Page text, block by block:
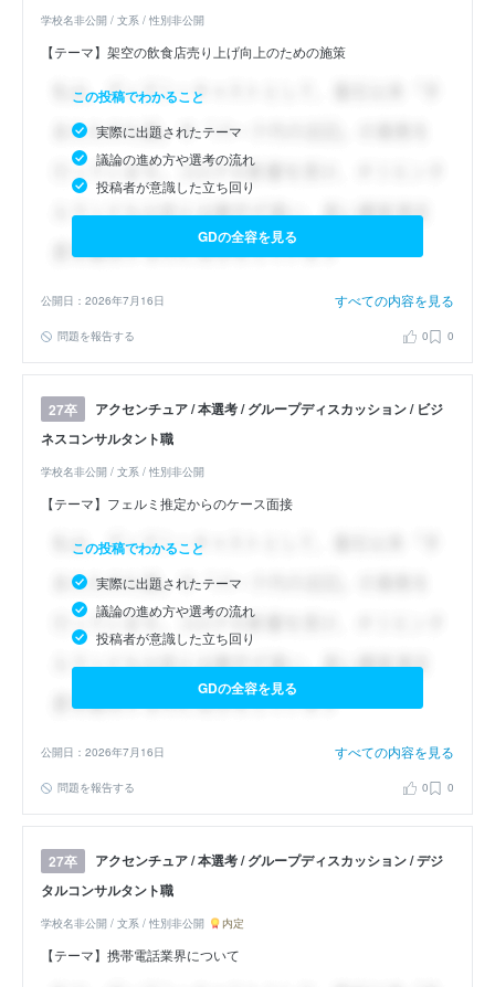
学校名非公開 / 文系 / 性別非公開
【テーマ】架空の飲食店売り上げ向上のための施策
この投稿でわかること
実際に出題されたテーマ
議論の進め方や選考の流れ
投稿者が意識した立ち回り
GDの全容を見る
公開日：2026年7月16日 すべての内容を見る
問題を報告する 0 0
27卒
アクセンチュア / 本選考 / グループディスカッション / ビジ
ネスコンサルタント職
学校名非公開 / 文系 / 性別非公開
【テーマ】フェルミ推定からのケース面接
この投稿でわかること
実際に出題されたテーマ
議論の進め方や選考の流れ
投稿者が意識した立ち回り
GDの全容を見る
公開日：2026年7月16日 すべての内容を見る
問題を報告する 0 0
27卒
アクセンチュア / 本選考 / グループディスカッション / デジ
タルコンサルタント職
学校名非公開 / 文系 / 性別非公開 内定
【テーマ】携帯電話業界について